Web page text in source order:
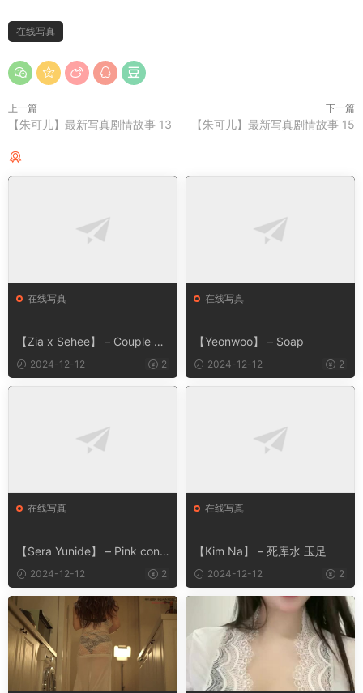
在线写真
上一篇
【朱可儿】最新写真剧情故事 13
下一篇
【朱可儿】最新写真剧情故事 15
在线写真
【Zia x Sehee】 – Couple Bu
rma2024-12-12 2
在线写真
【Yeonwoo】 – Soap
2024-12-12 2
在线写真
【Sera Yunide】 – Pink conc
ept2024-12-12 2
在线写真
【Kim Na】 – 死库水 玉足
2024-12-12 2